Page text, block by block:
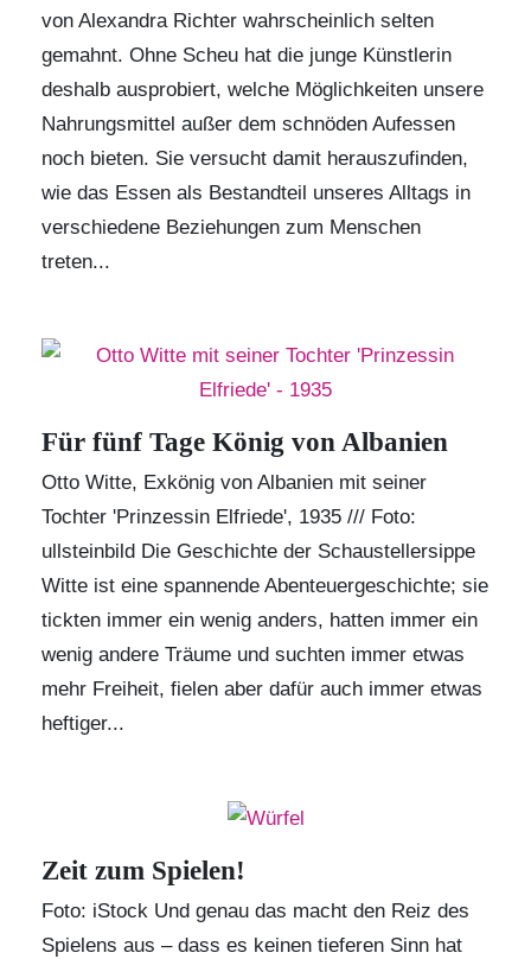
von Alexandra Richter wahrscheinlich selten
gemahnt. Ohne Scheu hat die junge Künstlerin
deshalb ausprobiert, welche Möglichkeiten unsere
Nahrungsmittel außer dem schnöden Aufessen
noch bieten. Sie versucht damit herauszufinden,
wie das Essen als Bestandteil unseres Alltags in
verschiedene Beziehungen zum Menschen
treten...
Für fünf Tage König von Albanien
Otto Witte, Exkönig von Albanien mit seiner
Tochter 'Prinzessin Elfriede', 1935 /// Foto:
ullsteinbild Die Geschichte der Schaustellersippe
Witte ist eine spannende Abenteuergeschichte; sie
tickten immer ein wenig anders, hatten immer ein
wenig andere Träume und suchten immer etwas
mehr Freiheit, fielen aber dafür auch immer etwas
heftiger...
Zeit zum Spielen!
Foto: iStock Und genau das macht den Reiz des
Spielens aus – dass es keinen tieferen Sinn hat